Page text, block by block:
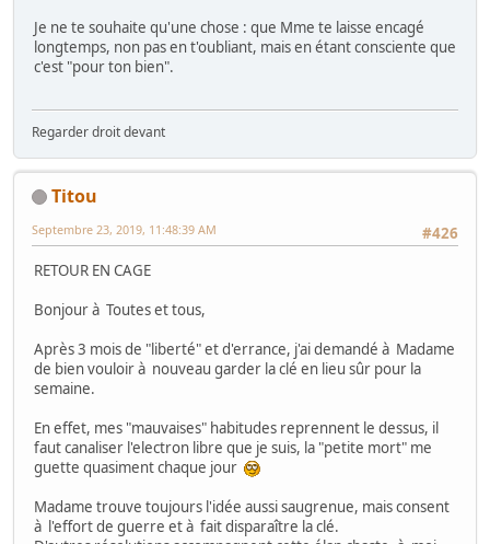
Je ne te souhaite qu'une chose : que Mme te laisse encagé
longtemps, non pas en t'oubliant, mais en étant consciente que
c'est "pour ton bien".
Regarder droit devant
Titou
#426
Septembre 23, 2019, 11:48:39 AM
RETOUR EN CAGE
Bonjour à Toutes et tous,
Après 3 mois de "liberté" et d'errance, j'ai demandé à Madame
de bien vouloir à nouveau garder la clé en lieu sûr pour la
semaine.
En effet, mes "mauvaises" habitudes reprennent le dessus, il
faut canaliser l'electron libre que je suis, la "petite mort" me
guette quasiment chaque jour
Madame trouve toujours l'idée aussi saugrenue, mais consent
à l'effort de guerre et à fait disparaître la clé.